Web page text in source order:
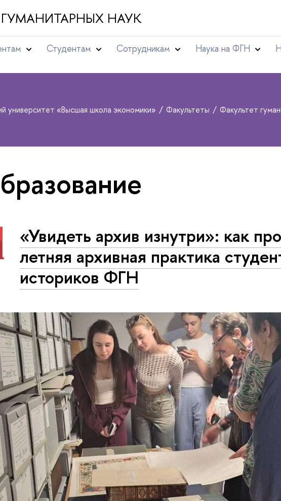
НАУК
Студентам Сотрудникам Наука на ФГН
университет «Высшая школа экономики» Факультеты Факультет
«Увидеть архив изнутри»: как
летняя архивная практика
историков ФГН